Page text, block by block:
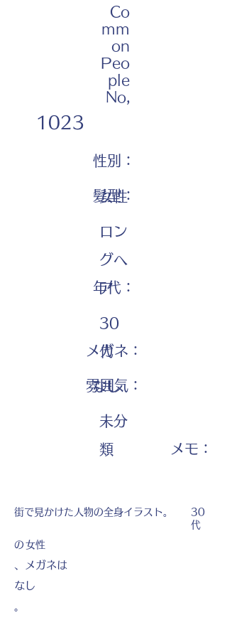
Co
mm
on
Peo
ple
No,
1023
性別：
女性
髪型：
ロン
グヘ
ア
年代：
30
代
メガネ：
なし
雰囲気：
未分
類
​メモ：
街で見かけた人物の全身イラスト。
30
代
の 女性
、メガネは
なし
。